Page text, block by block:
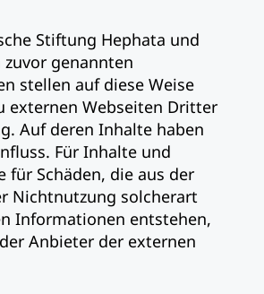
Stiftung Hephata und
genannten
stellen auf diese Weise
externen Webseiten Dritter
Auf deren Inhalte haben
Für Inhalte und
für Schäden, die aus der
Nichtnutzung solcherart
Informationen entstehen,
Anbieter der externen